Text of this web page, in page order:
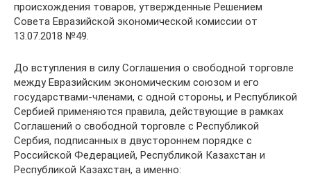
происхождения товаров, утвержденные Решением
Совета Евразийской экономической комиссии от
13.07.2018 №49.
До вступления в силу Соглашения о свободной торговле
между Евразийским экономическим союзом и его
государствами-членами, с одной стороны, и Республикой
Сербией применяются правила, действующие в рамках
Соглашений о свободной торговле с Республикой
Сербия, подписанных в двустороннем порядке с
Российской Федерацией, Республикой Казахстан и
Республикой Казахстан, а именно: